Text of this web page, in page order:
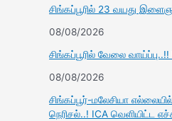
சிங்கப்பூரில் 23 வயது
08/08/2026
சிங்கப்பூரில் வேலை
08/08/2026
சிங்கப்பூர்-மலேசியா
நெரிசல்..! ICA வெளியிட்ட